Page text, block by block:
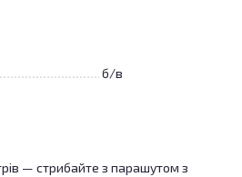
б/в
— стрибайте з парашутом з